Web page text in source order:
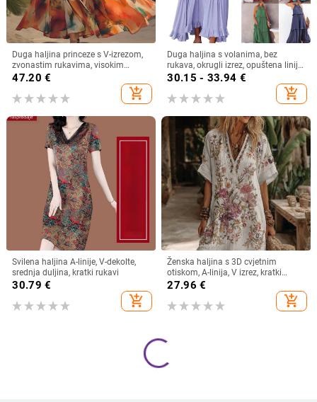
Duga haljina princeze s V-izrezom,
zvonastim rukavima, visokim
strukom, geometrijski uzorak,
47.20 €
add_shopping_cart
Duga haljina s volanima, bez
rukava, okrugli izrez, opuštena linija
struka, poliester‑spandeks,
30.15 - 33.94 €
add_shopping_cart
Svilena haljina A-linije, V-dekolte,
srednja duljina, kratki rukavi
30.79 €
add_shopping_cart
Ženska haljina s 3D cvjetnim
otiskom, A-linija, V izrez, kratki
rukavi, kratka duljina haljine, pull-
27.96 €
add_shopping_cart